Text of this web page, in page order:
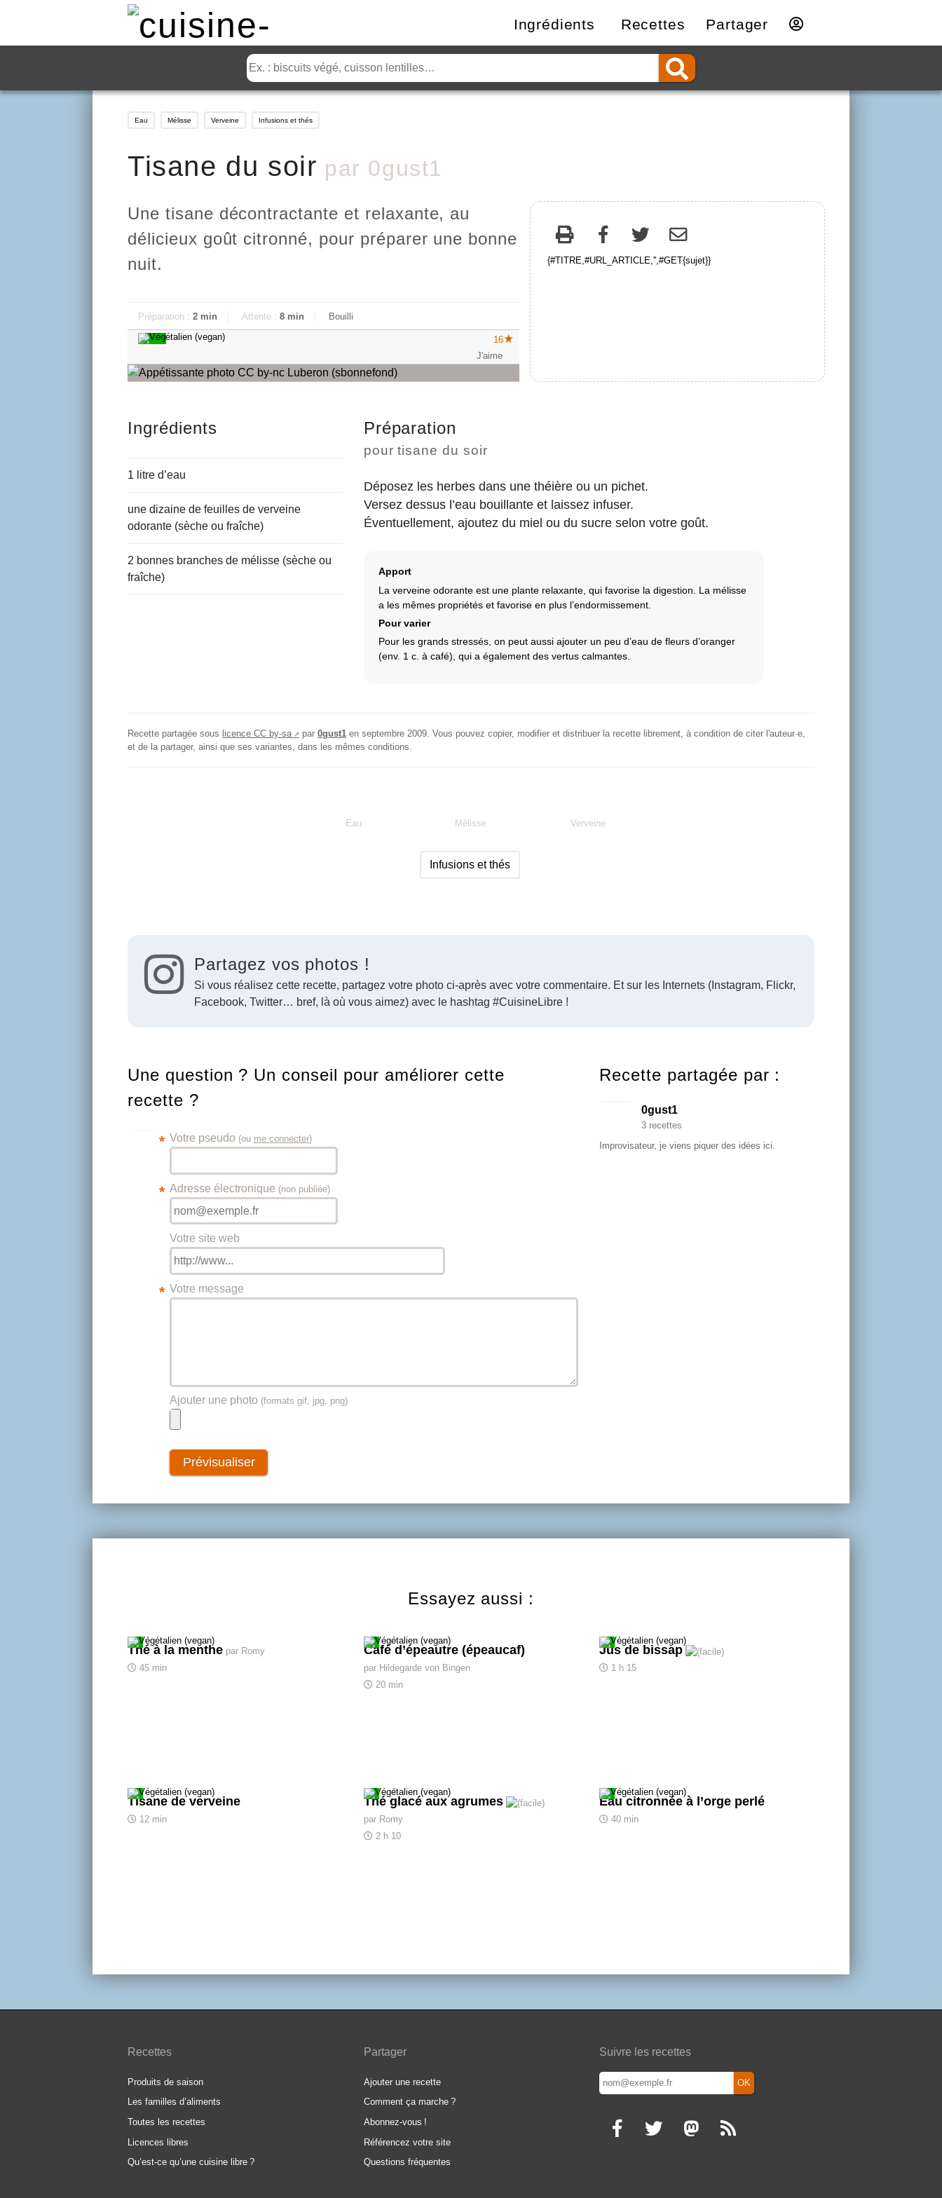
Ingrédients Recettes Partager
Eau Mélisse Verveine Infusions et thés
Tisane du soir par 0gust1
Une tisane décontractante et relaxante, au
délicieux goût citronné, pour préparer une bonne
nuit.
Préparation : 2 min Attente : 8 min Bouilli
16
{#TITRE,#URL_ARTICLE,'',#GET{sujet}}
Ingrédients
1 litre d’eau
une dizaine de feuilles de verveine
odorante (sèche ou fraîche)
2 bonnes branches de mélisse (sèche ou
fraîche)
Préparation
pour tisane du soir
Déposez les herbes dans une théière ou un pichet.
Versez dessus l’eau bouillante et laissez infuser.
Éventuellement, ajoutez du miel ou du sucre selon votre goût.
Apport
La verveine odorante est une plante relaxante, qui favorise la digestion. La mélisse
a les mêmes propriétés et favorise en plus l’endormissement.
Pour varier
Pour les grands stressés, on peut aussi ajouter un peu d’eau de fleurs d’oranger
(env. 1 c. à café), qui a également des vertus calmantes.
Recette partagée sous licence CC by-sa par 0gust1 en septembre 2009 . Vous pouvez copier, modifier et distribuer la recette librement, à condition de citer l'auteur·e,
et de la partager, ainsi que ses variantes, dans les mêmes conditions.
Eau Mélisse Verveine
Infusions et thés
Partagez vos photos !
Si vous réalisez cette recette, partagez votre photo ci-après avec votre commentaire. Et sur les Internets (Instagram, Flickr,
Facebook, Twitter… bref, là où vous aimez) avec le hashtag #CuisineLibre !
Une question ? Un conseil pour améliorer cette
recette ?
Votre pseudo
* (ou me connecter)
Adresse électronique (non publiée)
*
Votre site web
Votre message
*
Ajouter une photo (formats gif, jpg, png)
Recette partagée par :
0gust1
3 recettes
Improvisateur, je viens piquer des idées ici.
Essayez aussi :
Thé à la menthe par Romy
45 min
Café d’épeautre (épeaucaf)
par Hildegarde von Bingen
20 min
Jus de bissap
1 h 15
Tisane de verveine
12 min
Thé glacé aux agrumes
par Romy
2 h 10
Eau citronnée à l’orge perlé
40 min
Recettes
Produits de saison
Les familles d’aliments
Toutes les recettes
Licences libres
Qu’est-ce qu’une cuisine libre ?
Partager
Ajouter une recette
Comment ça marche ?
Abonnez-vous !
Référencez votre site
Questions fréquentes
Suivre les recettes
OK